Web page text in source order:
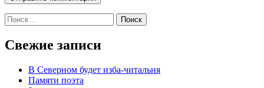
Найти:
Свежие записи
В Северном будет изба-читальня
Памяти поэта